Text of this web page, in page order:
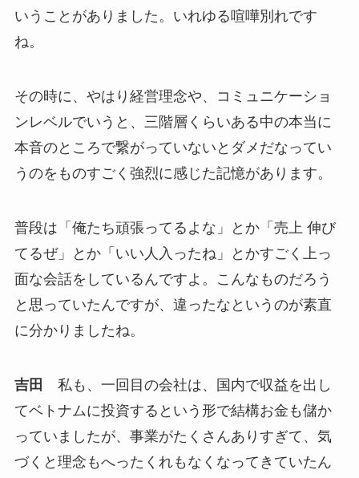
いうことがありました。いれゆる喧嘩別れです
ね。
その時に、やはり経営理念や、コミュニケーショ
ンレベルでいうと、三階層くらいある中の本当に
本音のところで繋がっていないとダメだなってい
うのをものすごく強烈に感じた記憶があります。
普段は「俺たち頑張ってるよな」とか「売上 伸び
てるぜ」とか「いい人入ったね」とかすごく上っ
面な会話をしているんですよ。こんなものだろう
と思っていたんですが、違ったなというのが素直
に分かりましたね。
吉田
私も、一回目の会社は、国内で収益を出し
てベトナムに投資するという形で結構お金も儲か
っていましたが、事業がたくさんありすぎて、気
づくと理念もへったくれもなくなってきていたん